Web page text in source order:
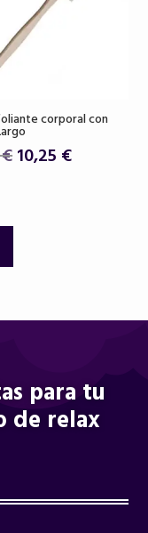
corporal con
€El
10,25 €El
para tu
de relax